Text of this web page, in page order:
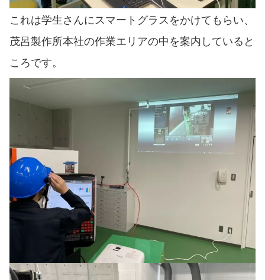
これは学生さんにスマートグラスをかけてもらい、
茂呂製作所本社の作業エリアの中を案内していると
ころです。